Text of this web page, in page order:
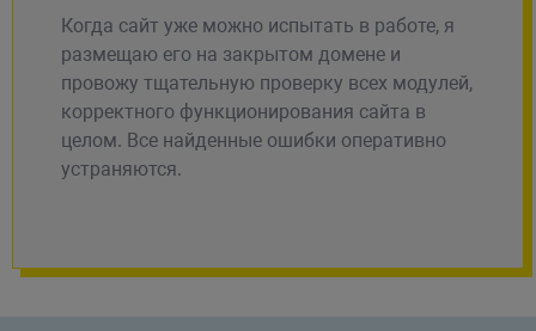
Когда сайт уже можно испытать в работе, я
размещаю его на закрытом домене и
провожу тщательную проверку всех модулей,
корректного функционирования сайта в
целом. Все найденные ошибки оперативно
устраняются.